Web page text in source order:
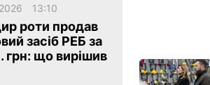
13:10
роти продав
засіб РЕБ за
грн: що вирішив